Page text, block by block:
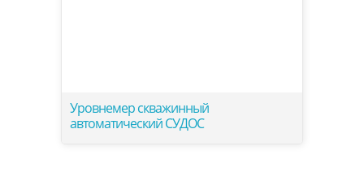
Уровнемер скважинный
автоматический СУДОС